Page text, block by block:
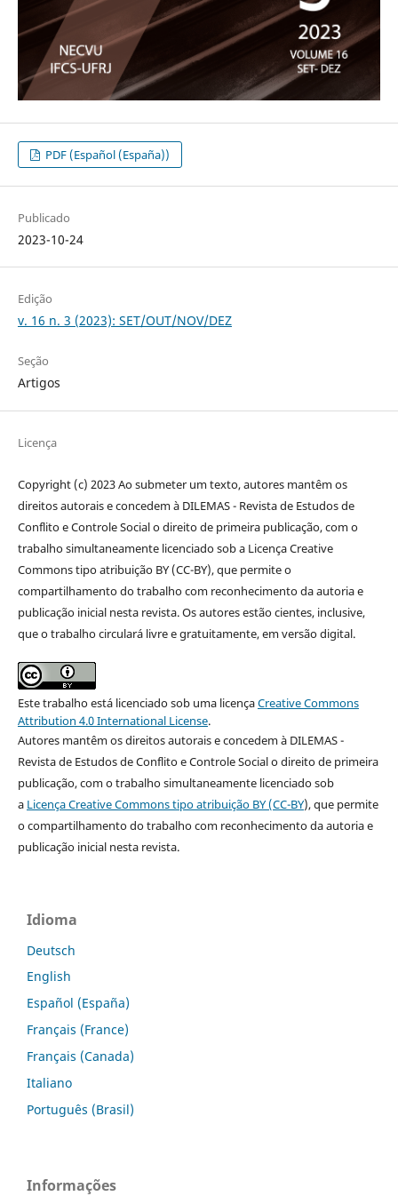
PDF (Español (España))
Publicado
2023-10-24
Edição
v. 16 n. 3 (2023): SET/OUT/NOV/DEZ
Seção
Artigos
Licença
Copyright (c) 2023 Ao submeter um texto, autores mantêm os
direitos autorais e concedem à DILEMAS - Revista de Estudos de
Conflito e Controle Social o direito de primeira publicação, com o
trabalho simultaneamente licenciado sob a Licença Creative
Commons tipo atribuição BY (CC-BY), que permite o
compartilhamento do trabalho com reconhecimento da autoria e
publicação inicial nesta revista. Os autores estão cientes, inclusive,
que o trabalho circulará livre e gratuitamente, em versão digital.
Este trabalho está licenciado sob uma licençaCreative Commons
Attribution 4.0 International License.
Autores mantêm os direitos autorais e concedem à DILEMAS -
Revista de Estudos de Conflito e Controle Social o direito de primeira
publicação, com o trabalho simultaneamente licenciado sob
a Licença Creative Commons tipo atribuição BY (CC-BY), que permite
o compartilhamento do trabalho com reconhecimento da autoria e
publicação inicial nesta revista.
Idioma
Deutsch
English
Español (España)
Français (France)
Français (Canada)
Italiano
Português (Brasil)
Informações